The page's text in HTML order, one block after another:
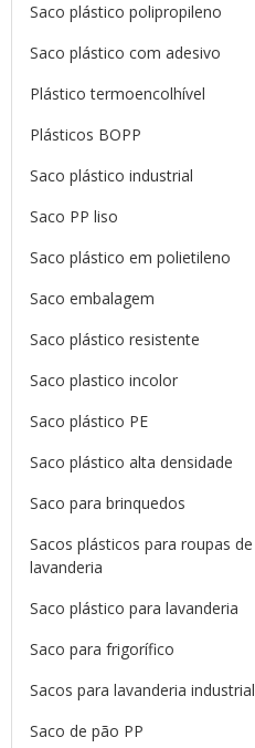
Saco plástico polipropileno
Saco plástico com adesivo
Plástico termoencolhível
Plásticos BOPP
Saco plástico industrial
Saco PP liso
Saco plástico em polietileno
Saco embalagem
Saco plástico resistente
Saco plastico incolor
Saco plástico PE
Saco plástico alta densidade
Saco para brinquedos
Sacos plásticos para roupas de
lavanderia
Saco plástico para lavanderia
Saco para frigorífico
Sacos para lavanderia industrial
Saco de pão PP